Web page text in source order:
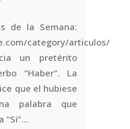
de la Semana:
category/articulos/
un pretérito
“Haber”. La
que el hubiese
palabra que